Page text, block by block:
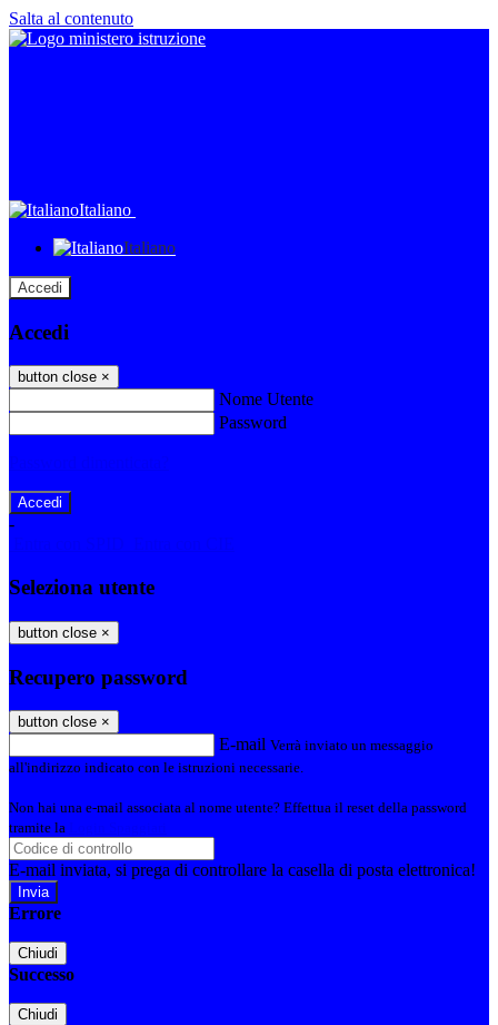
Salta al contenuto
Italiano
Italiano
Accedi
Accedi
button close ×
Nome Utente
Password
-
Seleziona utente
button close ×
Recupero password
button close ×
E-mail Verrà inviato un messaggio
all'indirizzo indicato con le istruzioni necessarie.
Non hai una e-mail associata al nome utente? Effettua il reset della password
tramite la
E-mail inviata, si prega di controllare la casella di posta elettronica!
Errore
Chiudi
Successo
Chiudi